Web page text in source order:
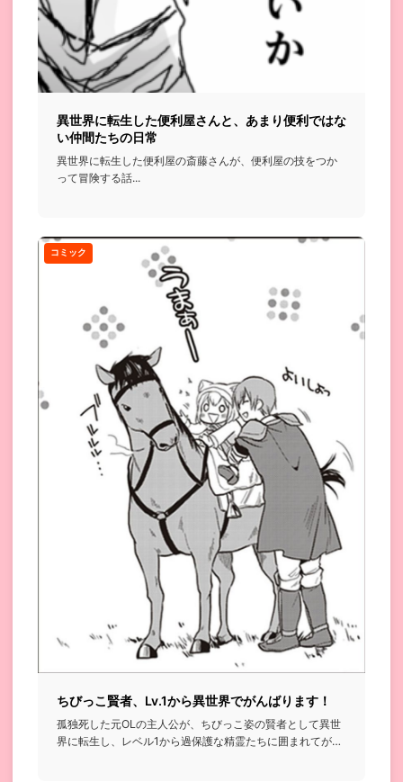
異世界に転生した便利屋さんと、あまり便利ではな
い仲間たちの日常
異世界に転生した便利屋の斎藤さんが、便利屋の技をつか
って冒険する話...
コミック
ちびっこ賢者、Lv.1から異世界でがんばります！
孤独死した元OLの主人公が、ちびっこ姿の賢者として異世
界に転生し、レベル1から過保護な精霊たちに囲まれてがん